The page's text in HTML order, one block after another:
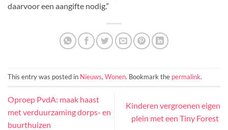
daarvoor een aangifte nodig.”
This entry was posted in Nieuws, Wonen. Bookmark the permalink.
Oproep PvdA: maak haast
met verduurzaming dorps- en
buurthuizen
Kinderen vergroenen eigen
plein met een Tiny Forest